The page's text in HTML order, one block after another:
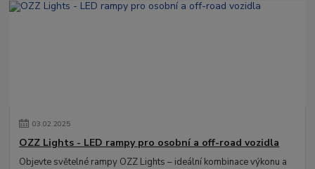
03.02.2025
OZZ Lights - LED rampy pro osobní a off-road vozidla
Objevte světelné rampy OZZ Lights – ideální kombinace výkonu a